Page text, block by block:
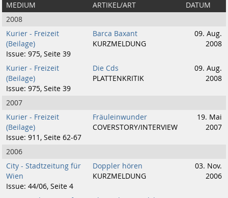
MEDIUM ARTIKEL/ART
DATUM
2008
Kurier - Freizeit
(Beilage)
Issue: 975, Seite 39
Barca Baxant
KURZMELDUNG
09. Aug.
2008
Kurier - Freizeit
(Beilage)
Issue: 975, Seite 39
Die Cds
PLATTENKRITIK
09. Aug.
2008
2007
Kurier - Freizeit
(Beilage)
Issue: 911, Seite 62-67
Fräuleinwunder
COVERSTORY/INTERVIEW
19. Mai
2007
2006
City - Stadtzeitung für
Wien
Issue: 44/06, Seite 4
Doppler hören
KURZMELDUNG
03. Nov.
2006